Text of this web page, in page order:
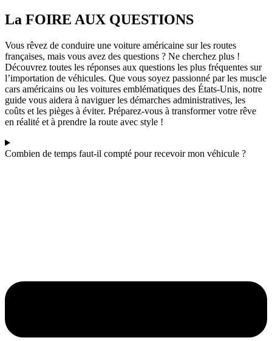
La FOIRE AUX QUESTIONS
Vous rêvez de conduire une voiture américaine sur les routes
françaises, mais vous avez des questions ? Ne cherchez plus !
Découvrez toutes les réponses aux questions les plus fréquentes sur
l’importation de véhicules. Que vous soyez passionné par les muscle
cars américains ou les voitures emblématiques des États-Unis, notre
guide vous aidera à naviguer les démarches administratives, les
coûts et les pièges à éviter. Préparez-vous à transformer votre rêve
en réalité et à prendre la route avec style !
Combien de temps faut-il compté pour recevoir mon véhicule ?